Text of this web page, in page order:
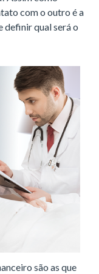
com o outro é a
definir qual será o
são as que